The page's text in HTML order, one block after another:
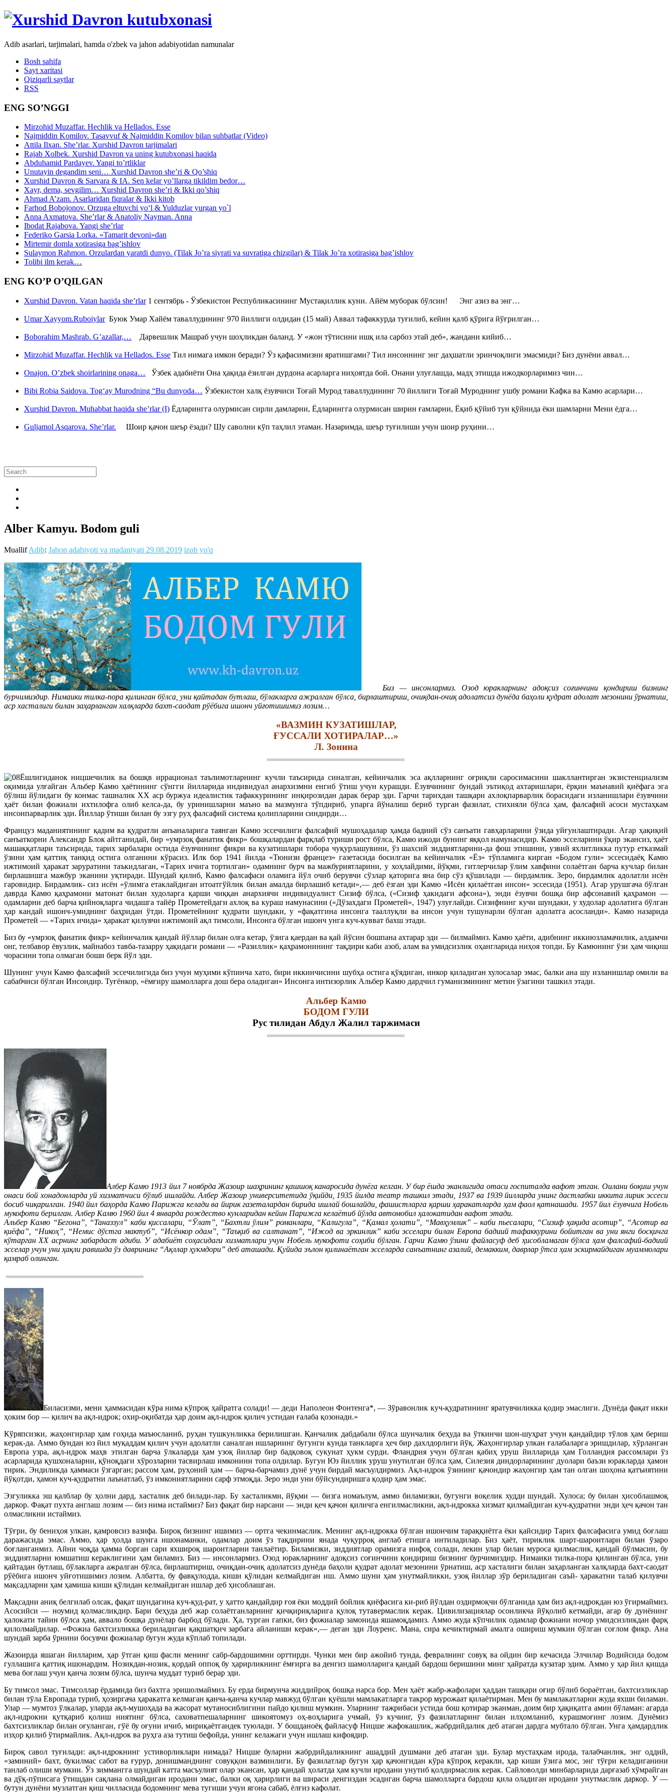
Adib asarlari, tarjimalari, hamda o'zbek va jahon adabiyotidan namunalar
Bosh sahifa
Sayt xaritasi
Qiziqarli saytlar
RSS
ENG SO’NGGI
Mirzohid Muzaffar. Hechlik va Hellados. Esse
Najmiddin Komilov. Tasavvuf & Najmiddin Komilov bilan suhbatlar (Video)
Attila Ilxan. She’rlar. Xurshid Davron tarjimalari
Rajab Xolbek. Xurshid Davron va uning kutubxonasi haqida
Abduhamid Pardayev. Yangi to’rtliklar
Unutayin degandim seni… Xurshid Davron she’ri & Qo’shiq
Xurshid Davron & Sarvara & IA. Sen kelar yo’llarga tikildim bedor…
Xayr, dema, sevgilim… Xurshid Davron she’ri & Ikki qo’shiq
Ahmad A’zam. Asarlaridan fiqralar & Ikki kitob
Farhod Bobojonov. Orzuga eltuvchi yo‘l & Yulduzlar yurgan yo`l
Anna Axmatova. She’rlar & Anatoliy Nayman. Anna
Ibodat Rajabova. Yangi she’rlar
Federiko Garsia Lorka. «Tamarit devoni»dan
Mirtemir domla xotirasiga bag’ishlov
Sulaymon Rahmon. Orzulardan yaratdi dunyo. (Tilak Jo’ra siyrati va suvratiga chizgilar) & Tilak Jo’ra xotirasiga bag’ishlov
Tolibi ilm kerak…
ENG KO’P O’QILGAN
Xurshid Davron. Vatan haqida she’rlar1 сентябрь - Ўзбекистон Республикасининг Мустақиллик куни. Айём муборак бўлсин! Энг азиз ва энг…
Umar Xayyom.RuboiylarБуюк Умар Хайём таваллудининг 970 йиллиги олдидан (15 май) Аввал тафаккурда туғилиб, кейин қалб қўрига йўғрилган…
Boborahim Mashrab. G’azallar,… Дарвешлик Машраб учун шоҳликдан баланд. У «жон тўтисини ишқ ила сарбоз этай деб», жандани кийиб…
Mirzohid Muzaffar. Hechlik va Hellados. Esse Тил нимага имкон беради? Ўз қафасимизни яратишгами? Тил инсоннинг энг даҳшатли эринчоқлиги эмасмиди? Биз дунёни аввал…
Onajon. O’zbek shoirlarining onaga… Ўзбек адабиёти Она ҳақида ёзилган дурдона асарларга ниҳоятда бой. Онани улуғлашда, мадҳ этишда ижодкорларимиз чин…
Bibi Robia Saidova. Tog‘ay Murodning “Bu dunyoda… Ўзбекистон халқ ёзувчиси Тоғай Мурод таваллудининг 70 йиллиги Тоғай Муроднинг ушбу романи Кафка ва Камю асарлари…
Xurshid Davron. Muhabbat haqida she’rlar (I) Ёдларингга олурмисан сирли дамларни, Ёдларингга олурмисан ширин ғамларни, Ёқиб қўйиб тун қўйнида ёки шамларни Мени ёдга…
Guljamol Asqarova. She’rlar. Шоир қачон шеър ёзади? Шу саволни кўп таҳлил этаман. Назаримда, шеър туғилиши учун шоир руҳини…
Alber Kamyu. Bodom guli
MuallifAdib: Jahon adabiyoti va madaniyati 29.08.2019 izoh yo'q
Биз — инсонлармиз. Озод юракларнинг адоқсиз соғинчини қондириш бизнинг
бурчимиздир. Нимаики тилка-пора қилинган бўлса, уни қайтадан бутлаш, бўлакларга ажралган бўлса, бирлаштириш, очиқдан-очиқ адолатсиз дунёда баҳоли қудрат адолат мезонини ўрнатиш,
аср хасталиги билан заҳарланган халқларда бахт-саодат рўёбига ишонч уйғотишимиз лозим…
«ВАЗМИН КУЗАТИШЛАР,
ҒУССАЛИ ХОТИРАЛАР…»
Л. Зонина
Ёшлигиданок ницшечилик ва бошқв иррационал таълимотларнинг кучли таъсирида синалган, кейинчалик эса ақлларнинг оғриқли саросимасини шакллантирган экзистенциализм
оқимида улғайган Альбер Камю ҳаётининг сўнгги йилларида индивидуал анархизмни енгиб ўтиш учун курашди. Ёзувчининг бундай эътиқод ахтаришлари, ёрқин маънавий қиёфага эга
бўлиш йўлидаги бу конмас ташналик XX аср буржуа идеалистик тафаккурининг инқирозидан дарак берар эди. Гарчи тарихдан ташқари ахлоқпарварлик борасидаги изланишлари ёзувчини
ҳаёт билан фожиали ихтилофга олиб келса-да, бу уринишларни маъно ва мазмунга тўпдириб, упарга йўналиш бериб турган фазилат, стихияли бўлса ҳам, фалсафий асоси мустаҳкам
инсонпарварлик эди. Йиллар ўтиши билан бу эзгу руҳ фалсафий система қолипларини синдирди…
Француз маданиятининг қадим ва қудратли анъаналарига таянган Камю эссечилиги фалсафий мушоҳадалар ҳамда бадиий сўз санъати гавҳарларини ўзида уйғунлаштиради. Агар ҳақиқий
санъаткорни Александр Блок айтганидай, бир «умрзоқ фанатик фикр» бошқалардан фарқлаб туриши рост бўлса, Камю ижоди бунинг яққол намунасидир. Камю эсселарини ўқир экансиз, ҳаёт
машаққатлари таъсирида, тарих зарбалари остида ёзувчининг фикри ва кузатишлари тобора чуқурлашувини, ўз шахсий зиддиятларини-да фош этишини, узвий яхлитликка путур етказмай
ўзини ҳам қаттиқ танқид остига олганини кўрасиз. Илк бор 1941 йилда «Тюнизи францез» газетасида босилган ва кейинчалик «Ёз» тўпламига кирган «Бодом гули» эссесидаёқ Камю
ижтимоий ҳаракат заруратини таъкидлаган, «Тарих ичига тортилган» одамнинг бурч ва мажбуриятларини, у хоҳлайдими, йўқми, гитлерчилар ўлим хавфини солаётган барча кучлар билан
бирлашишга мажбур эканини уқтиради. Шундай қилиб, Камю фалсафаси оламига йўл очиб берувчи сўзлар қаторига яна бир сўз қўшилади — бирдамлик. Зеро, бирдамлик адолатли исён
гаровидир. Бирдамлик- сиз исён «ўлимга етаклайдиган итоатгўйлик билан амалда бирлашиб кетади»,— деб ёзган эди Камю «Исён қилаётган инсон» эссесида (1951). Агар урушгача бўлган
даврда Камю қаҳрамони матонат билан худоларга қарши чиққан анархиячи индивидуалист Сизиф бўлса, («Сизиф ҳакидаги афсона»), энди ёзувчи бошқа бир афсонавий қаҳрамон —
одамларни деб барча қийноқларга чидашга тайёр Прометейдаги ахлоқ ва кураш намунасини («Дўзахдаги Прометей», 1947) улуғлайди. Сизифнинг кучи шундаки, у худолар адолатига бўлган
ҳар кандай ишонч-умиднинг баҳридан ўтди. Прометейнинг қудрати шундаки, у «фақатгина инсонга тааллуқли ва инсон учун тушунарли бўлган адолатга асосланди». Камю назарида
Прометей — «Тарих ичида» ҳаракат қилувчи ижтимоий ақл тимсоли, Инсонга бўлган ишонч унга куч-кувват бахш этади.
Биз бу «умрзоқ фанатик фикр» кейинчалик қандай йўллар билан олға кетар, ўзига қаердан ва қай йўсин бошпана ахтарар эди — билмаймиз. Камю ҳаёти, адибнинг иккиюзламачилик, алдамчи
онг, телбавор ёвузлик, майнабоз тавба-тазарру ҳақидаги романи — «Разиллик» қаҳрамонининг тақдири каби азоб, алам ва умидсизлик оҳангларида ниҳоя топди. Бу Камюнинг ўзи ҳам чиқиш
чорасини топа олмаган боши берк йўл эди.
Шунинг учун Камю фалсафий эссечилигида биз учун муҳими кўпинча хато, бири иккинчисини шубҳа остига қўядиган, инкор қиладиган хулосалар эмас, балки ана шу изланишлар омили ва
сабабчиси бўлган Инсондир. Туғёнкор, «ёмғиру шамолларга дош бера оладиган» Инсонга интизорлик Альбер Камю дардчил гуманизмининг метин ўзагини ташкил этади.
Альбер Камю
БОДОМ ГУЛИ
Рус тилидан Абдул Жалил таржимаси
Албер Камю 1913 йил 7 ноябрда Жазоир шаҳрининг қашшоқ канаросида дунёга келган. У бир ёшда эканлигида отаси госпиталда вафот этган. Оилани боқиш учун
онаси бой хонадонларда уй хизматчиси бўлиб ишлайди. Албер Жазоир университетида ўқийди, 1935 йилда театр ташкил этади, 1937 ва 1939 йилларда унинг дастлабки иккита лирик эссеси
босиб чиқарилган. 1940 йил баҳорда Камю Парижга келади ва йирик газеталардан бирида ишлай бошлайди, фашистларга қарши ҳаракатларда ҳам фаол қатнашади. 1957 йил ёзувчига Нобель
мукофоти берилган. Албер Камю 1960 йил 4 январда рождество кунларидан кейин Парижга келаётиб йўлда автомобил ҳалокатидан вафот этади.
Альбер Камю “Бегона”, “Таназзул” каби қиссалари, “Ўлат”, “Бахтли ўлим” романлари, “Калигула”, “Қамал ҳолати”, “Мавҳумлик” – каби пьесалари, “Сизиф ҳақида асотир”, “Асотир ва
қиёфа”, “Никоҳ”, “Немис дўстга мактуб”, “Исёнкор одам”, “Таъқиб ва салтанат”, “Ижод ва эркинлик” каби эсселари билан Европа бадиий тафаккурини бойитган ва уни янги босқичга
кўтарган ХХ асрнинг забардаст адиби. У адабиёт соҳасидаги хизматлари учун Нобель мукофоти соҳиби бўлган. Гарчи Камю ўзини файласуф деб ҳисобламаган бўлса ҳам фалсафий-бадиий
эсселар учун уни ҳақли равишда ўз даврининг “Ақллар ҳукмдори” деб аташади. Қуйида эълон қилинаётган эсселарда санъатнинг азалий, демакким, даврлар ўтса ҳам эскирмайдиган муаммолари
қамраб олинган.
Биласизми, мени ҳаммасидан кўра нима кўпроқ ҳайратга солади! — деди Наполеон Фонтенга*, — Зўравонлик куч-қудратининг яратувчиликка қодир эмаслиги. Дунёда фақат икки
ҳоким бор — қилич ва ақл-идрок; охир-оқибатда ҳар доим ақл-идрок қилич устидан ғалаба қозонади.»
Кўряпсизки, жаҳонгирлар ҳам гоҳида маъюсланиб, руҳан тушкунликка берилишган. Қанчалик дабдабали бўлса шунчалик беҳуда ва ўткинчи шон-шуҳрат учун қандайдир тўлов ҳам бериш
керак-да. Аммо бундан юз йил муқаддам қилич учун адолатли саналган ишларнинг бугунги кунда танкларга ҳеч бир дахлдорлиги йўқ. Жаҳонгирлар улкан ғалабаларга эришдилар, хўрланган
Европа узра, ақл-идрок маҳв этилган барча ўлкаларда ҳам узоқ йиллар бир бадқовоқ сукунат ҳукм сурди. Фландрия учун бўлган қабиҳ уруш йилларида ҳам Голландия рассомлари ўз
асарларида қушхоналарни, қўноқдаги хўрозларни тасвирлаш имконини топа олдилар. Бугун Юз йиллик уруш унутилган бўлса ҳам, Силезия диндорларининг дуолари баъзи юракларда ҳамон
тирик. Эндиликда ҳаммаси ўзгарган; рассом ҳам, руҳоний ҳам — барча-барчамиз дунё учун бирдай масъулдирмиз. Ақл-идрок ўзининг қачондир жаҳонгир ҳам тан олган шоҳона қатъиятини
йўқотди, ҳамон куч-қудратни лаънатлаб, ўз имкониятларини сарф этмоқда. Зеро энди уни бўйсундиришга қодир ҳам эмас.
Эзгуликка эш қалблар бу ҳолни дард, хасталик деб билади-лар. Бу хасталикми, йўқми — бизга номаълум, аммо биламизки, бугунги воқелик худди шундай. Хулоса; бу билан ҳисоблашмоқ
даркор. Фақат пухта англаш лозим — биз нима истаймиз? Биз фақат бир нарсани — энди қеч қачон қиличга енгилмасликни, ақл-идрокка хизмат қилмайдиган куч-қудратни энди ҳеч қачон тан
олмасликни истаймиз.
Тўғри, бу бениҳоя улкан, қамровсиз вазифа. Бироқ бизнинг ишимиз — ортга чекинмаслик. Менинг ақл-идрокка бўлган ишончим тараққиётга ёки қайсидир Тарих фалсафасига умид боғлаш
даражасида эмас. Аммо, ҳар ҳолда шунга ишонаманки, одамлар доим ўз тақдирини янада чуқурроқ англаб етишга интиладилар. Биз ҳаёт, тириклик шарт-шароитлари билан ўзаро
боғланганмиз. Айни чоқда ҳамма борган сари яхшироқ шароитларни танлаётир. Биламизки, зиддиятлар орамизга нифоқ солади, лекин улар билан муроса қилмаслик, қандай бўлмасин, бу
зиддиятларни юмшатиш кераклигини ҳам биламиз. Биз — инсонлармиз. Озод юракларнинг адоқсиз соғинчини қондириш бизнинг бурчимиздир. Нимаики тилка-пора қилинган бўлса, уни
қайтадан бутлаш, бўлакларга ажралган бўлса, бирлаштириш, очиқдан-очиқ адолатсиз дунёда баҳоли қудрат адолат мезонини ўрнатиш, аср хасталиги билан заҳарланган халқларда бахт-саодат
рўёбига ишонч уйғотишимиз лозим. Албатта, бу фавқулодда, киши қўлидан келмайдиган иш. Аммо шуни ҳам унутмайликки, узоқ йиллар зўр бериладиган саъй- ҳаракатни талаб қилувчи
мақсадларни ҳам ҳамиша киши қўлидан келмайдиган ишлар деб ҳисоблашган.
Мақсадни аниқ белгилаб олсак, фақат шундагина куч-қуд-рат, у ҳатто қандайдир ғоя ёки моддий бойлик қиёфасига ки-риб йўлдан оздирмоқчи бўлганида ҳам биз ақл-идрокдан юз ўгирмаймиз.
Асосийси — ноумид қолмасликдир. Бари беҳуда деб жар солаётганларнинг қичқириқларига қулоқ тутавермаслик керак. Цивилизациялар осонликча йўқолиб кетмайди, агар бу дунёнинг
ҳалокати тайин бўлса ҳам, аввало бошқа дунёлар барбод бўлади. Ҳа, турган гапки, биз фожиалар замонида яшамоқдамиз. Аммо жуда кўпчилик одамлар фожиани ночор умидсизликдан фарқ
қилолмайдилар. «Фожиа бахтсизликка бериладиган қақшатқич зарбага айланиши керак»,— деган эди Лоуренс. Мана, сира кечиктирмай амалга ошириш мумкин бўлган соғлом фикр. Ана
шундай зарба ўрнини босувчи фожиалар бугун жуда кўплаб топилади.
Жазоирда яшаган йилларим, ҳар ўтган қиш фасли менинг сабр-бардошимни орттирди. Чунки мен бир ажойиб тунда, февралнинг совуқ ва ойдин бир кечасида Элчилар Водийсида бодом
гуллашига қаттиқ ишонардим. Нозикдан-нозик, қордай оппоқ бу ҳарирликнинг ёмғирга ва денгиз шамолларига қандай бардош беришини минг ҳайратда кузатар эдим. Аммо у ҳар йил қишда
мева боғлаш учун қанча лозим бўлса, шунча муддат туриб берар эди.
Бу тимсол эмас. Тимсоллар ёрдамида биз бахтга эришолмаймиз. Бу ерда бирмунча жиддийроқ бошқа нарса бор. Мен ҳаёт жабр-жафолари ҳаддан ташқари оғир бўлиб бораётган, бахтсизликлар
билан тўла Европада туриб, ҳозиргача ҳаракатга келмаган қанча-қанча кучлар мавжуд бўлган қуёшли мамлакатларга такрор мурожаат қилаётирман. Мен бу мамлакатларни жуда яхши биламан.
Улар — мумтоз ўлкалар, уларда ақл-мушоҳада ва жасорат мутаносиблигини пайдо қилиш мумкин. Уларнинг тажрибаси устида бош қотирар эканман, доим бир ҳақиқатга амин бўламан: агарда
ақл-идрокни қутқариб қолиш ниятинг бўлса, саховатпешаларнинг шикоятомуз оҳ-воҳларига учмай, ўз кучинг, ўз фазилатларинг билан илҳомланиб, курашмоғинг лозим. Дунёмиз
бахтсизликлар билан оғуланган, гўё бу оғуни ичиб, мириқаётгандек туюлади. У бошданоёқ файласуф Ницше жафокашлик, жабрдийдалик деб атаган дардга мубтало бўлган. Унга ҳамдардлик
изҳор қилиб ўтирмайлик. Ақл-идрок ва руҳга аза тутиш бефойда, унинг келажаги учун ишлаш кифоядир.
Бироқ савол туғилади: ақл-идрокнинг устиворликлари нимада? Ницше буларни жабрдийдаликнинг ашаддий душмани деб атаган эди. Булар мустаҳкам ирода, талабчанлик, энг оддий,
«заминий» бахт, букилмас сабот ва ғурур, донишманднинг совуққон вазминлиги. Бу фазилатлар бугун ҳар қачонгидан кўра кўпроқ керакли, ҳар киши ўзига мос, энг тўғри келадиганини
танлаб олиши мумкин. Ўз зиммангга шундай катта масъулият олар экансан, ҳар қандай ҳолатда ҳам кучли иродани унутиб қолдирмаслик керак. Сайловолди минбарларида дарғазаб хўмрайган
ва дўқ-пўписага ўтишдан сақлана олмайдиган иродани эмас, балки оқ ҳарирлиги ва шираси денгиздан эсадиган барча шамолларга бардош қила оладиган иродани унутмаслик даркор. У —
бутун дунёни музлатган қиш чилласида бодомнинг мева тугиши учун ягона сабаб, ёлғиз кафолат.